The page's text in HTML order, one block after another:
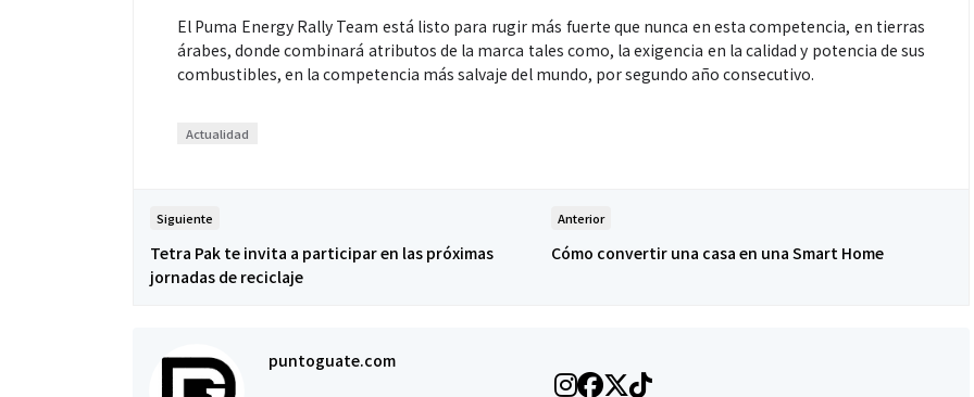
El Puma Energy Rally Team está listo para rugir más fuerte que nunca en esta competencia, en tierras
árabes, donde combinará atributos de la marca tales como, la exigencia en la calidad y potencia de sus
combustibles, en la competencia más salvaje del mundo, por segundo año consecutivo.
Actualidad
Siguiente
Tetra Pak te invita a participar en las próximas
jornadas de reciclaje
Anterior
Cómo convertir una casa en una Smart Home
puntoguate.com